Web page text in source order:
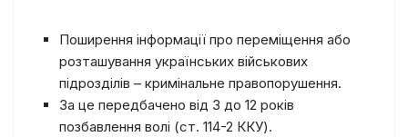
Поширення інформації про переміщення або
розташування українських військових
підрозділів – кримінальне правопорушення.
За це передбачено від 3 до 12 років
позбавлення волі (ст. 114-2 ККУ).